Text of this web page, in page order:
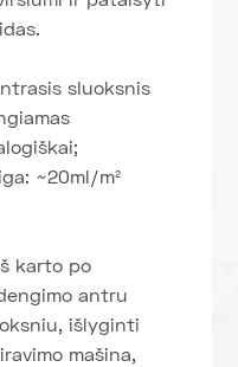
sluoksnis
~20ml/m²
karto po
antru
išlyginti
mašina,